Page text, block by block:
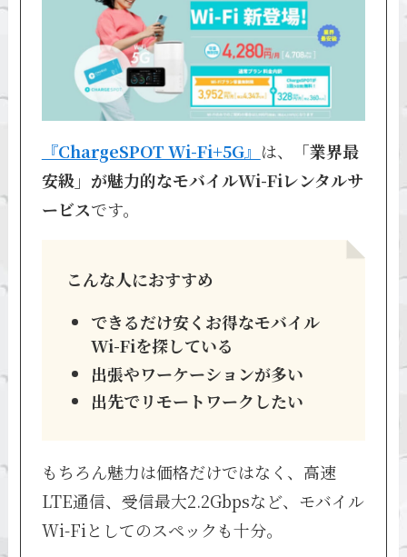
『ChargeSPOT Wi-Fi+5G』 は、
「業界最
安級」が魅力的なモバイルWi-Fiレンタルサ
ービスです。
こんな人におすすめ
できるだけ安くお得なモバイル
Wi-Fiを探している
出張やワーケーションが多い
出先でリモートワークしたい
もちろん魅力は価格だけではなく、高速
LTE通信、受信最大2.2Gbpsなど、モバイル
Wi-Fiとしてのスペックも十分。